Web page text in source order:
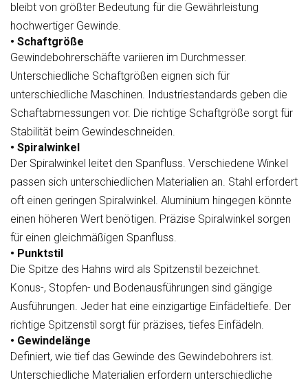
bleibt von größter Bedeutung für die Gewährleistung
hochwertiger Gewinde.
• Schaftgröße
Gewindebohrerschäfte variieren im Durchmesser.
Unterschiedliche Schaftgrößen eignen sich für
unterschiedliche Maschinen. Industriestandards geben die
Schaftabmessungen vor. Die richtige Schaftgröße sorgt für
Stabilität beim Gewindeschneiden.
• Spiralwinkel
Der Spiralwinkel leitet den Spanfluss. Verschiedene Winkel
passen sich unterschiedlichen Materialien an. Stahl erfordert
oft einen geringen Spiralwinkel. Aluminium hingegen könnte
einen höheren Wert benötigen. Präzise Spiralwinkel sorgen
für einen gleichmäßigen Spanfluss.
• Punktstil
Die Spitze des Hahns wird als Spitzenstil bezeichnet.
Konus-, Stopfen- und Bodenausführungen sind gängige
Ausführungen. Jeder hat eine einzigartige Einfädeltiefe. Der
richtige Spitzenstil sorgt für präzises, tiefes Einfädeln.
• Gewindelänge
Definiert, wie tief das Gewinde des Gewindebohrers ist.
Unterschiedliche Materialien erfordern unterschiedliche